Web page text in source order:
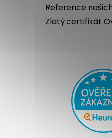
Reference
Zlatý certifikát